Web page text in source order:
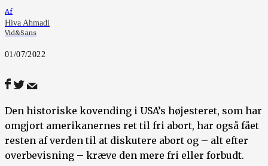
Af
Hiva Ahmadi
Vid&Sans
01/07/2022
Den historiske kovending i USA’s højesteret, som har
omgjort amerikanernes ret til fri abort, har også fået
resten af verden til at diskutere abort og – alt efter
overbevisning – kræve den mere fri eller forbudt.